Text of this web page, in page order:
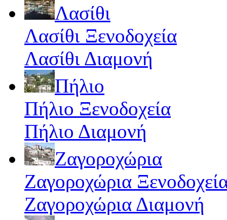
Λασίθι
Λασίθι Ξενοδοχεία
Λασίθι Διαμονή
Πήλιο
Πήλιο Ξενοδοχεία
Πήλιο Διαμονή
Ζαγοροχώρια
Ζαγοροχώρια
Ζαγοροχώρια Διαμονή